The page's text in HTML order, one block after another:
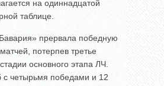
на одиннадцатой
таблице.
прервала победную
потерпев третье
основного этапа ЛЧ.
с четырьмя победами и 12